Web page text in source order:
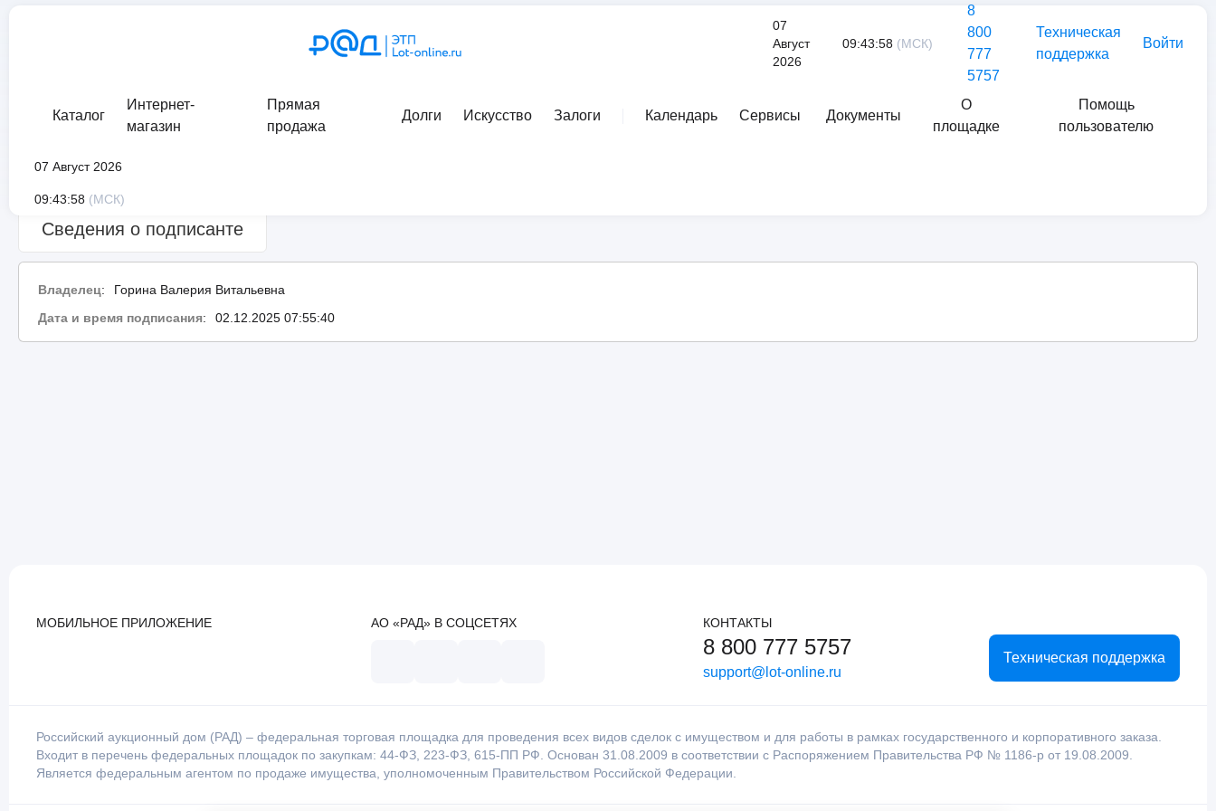
07
Август
2026
09:43:58 (МСК)
8
800
777
5757
Техническая
поддержка
Войти
Каталог
Интернет-
магазин
Прямая
продажа
Долги Искусство Залоги Календарь Сервисы Документы
О
площадке
Помощь
пользователю
07 Август 2026
09:43:58 (МСК)
Сведения о подписанте
Владелец:
Горина Валерия Витальевна
Дата и время подписания: 02.12.2025 07:55:40
МОБИЛЬНОЕ ПРИЛОЖЕНИЕ АО «РАД» В СОЦСЕТЯХ КОНТАКТЫ
8 800 777 5757
support@lot-online.ru
Техническая поддержка
Российский аукционный дом (РАД) – федеральная торговая площадка для проведения всех видов сделок с имуществом и для работы в рамках государственного и корпоративного заказа.
Входит в перечень федеральных площадок по закупкам: 44-ФЗ, 223-ФЗ, 615-ПП РФ. Основан 31.08.2009 в соответствии с Распоряжением Правительства РФ № 1186-р от 19.08.2009.
Является федеральным агентом по продаже имущества, уполномоченным Правительством Российской Федерации.